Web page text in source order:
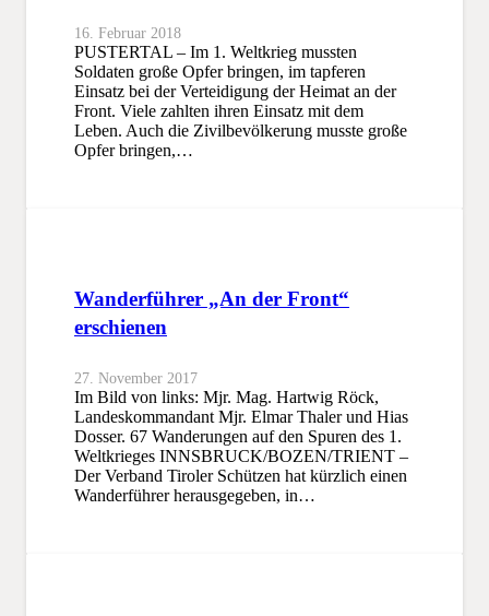
16. Februar 2018
PUSTERTAL – Im 1. Weltkrieg mussten
Soldaten große Opfer bringen, im tapferen
Einsatz bei der Verteidigung der Heimat an der
Front. Viele zahlten ihren Einsatz mit dem
Leben. Auch die Zivilbevölkerung musste große
Opfer bringen,…
Wanderführer „An der Front“
erschienen
27. November 2017
Im Bild von links: Mjr. Mag. Hartwig Röck,
Landeskommandant Mjr. Elmar Thaler und Hias
Dosser. 67 Wanderungen auf den Spuren des 1.
Weltkrieges INNSBRUCK/BOZEN/TRIENT –
Der Verband Tiroler Schützen hat kürzlich einen
Wanderführer herausgegeben, in…